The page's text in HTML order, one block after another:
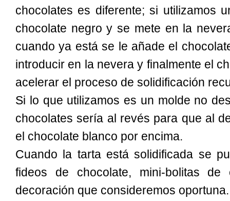
chocolates es diferente; si utilizamos
chocolate negro y se mete en la
cuando ya está se le añade el
introducir en la nevera y finalmente el
acelerar el proceso de solidificación
Si lo que utilizamos es un molde no
chocolates sería al revés para que al
el chocolate blanco por encima.
Cuando la tarta está solidificada se
fideos de chocolate, mini-bolitas de
decoración que consideremos oportuna.